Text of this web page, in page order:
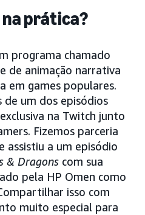
prática?
programa chamado
de animação narrativa
em games populares.
um dos episódios
na Twitch junto
Fizemos parceria
assistiu a um episódio
& Dragons com sua
pela HP Omen como
isso com
muito especial para